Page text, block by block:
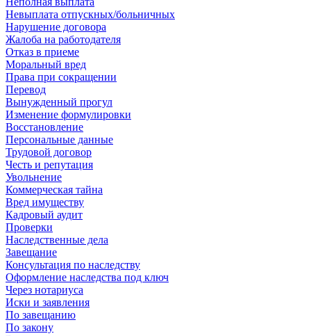
Невыплата отпускных/больничных
Нарушение договора
Жалоба на работодателя
Отказ в приеме
Моральный вред
Права при сокращении
Перевод
Вынужденный прогул
Изменение формулировки
Восстановление
Персональные данные
Трудовой договор
Честь и репутация
Увольнение
Коммерческая тайна
Вред имуществу
Кадровый аудит
Проверки
Наследственные дела
Завещание
Консультация по наследству
Оформление наследства под ключ
Через нотариуса
Иски и заявления
По завещанию
По закону